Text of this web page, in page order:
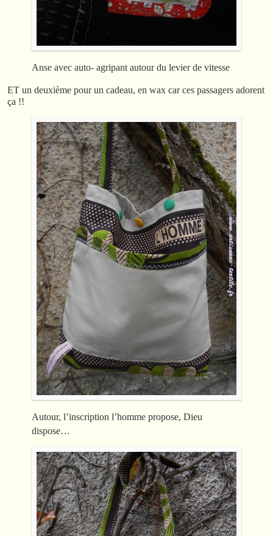
Anse avec auto- agripant autour du levier de vitesse
ET un deuxième pour un cadeau, en wax car ces passagers adorent
ça !!
Autour, l’inscription l’homme propose, Dieu
dispose…